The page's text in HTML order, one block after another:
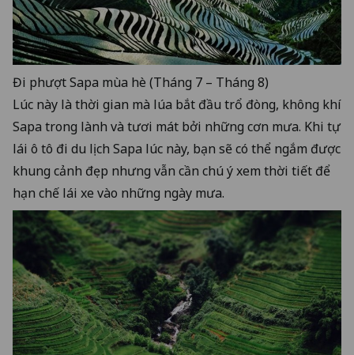
Đi phượt Sapa mùa hè (Tháng 7 – Tháng 8)
Lúc này là thời gian mà lúa bắt đầu trổ đòng, không khí
Sapa trong lành và tươi mát bởi những cơn mưa. Khi tự
lái ô tô đi du lịch Sapa lúc này, bạn sẽ có thể ngắm được
khung cảnh đẹp nhưng vẫn cần chú ý xem thời tiết để
hạn chế lái xe vào những ngày mưa.